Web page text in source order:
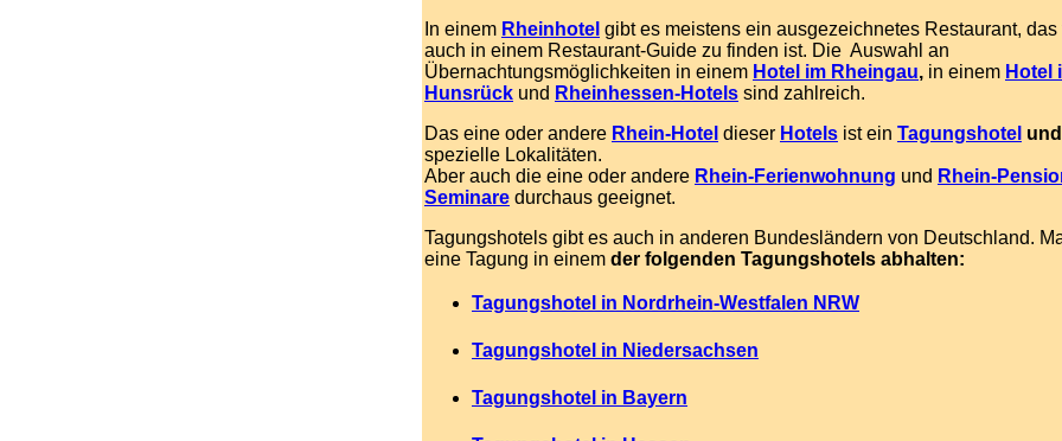
In einem Rheinhotel gibt es meistens ein ausgezeichnetes Restaurant,
auch in einem Restaurant-Guide zu finden ist. Die Auswahl an
Übernachtungsmöglichkeiten in einem Hotel im Rheingau, in einem Hotel
Hunsrück und Rheinhessen-Hotels sind zahlreich.
Das eine oder andere Rhein-Hotel dieser Hotels ist ein Tagungshotel und
spezielle Lokalitäten.
Aber auch die eine oder andere Rhein-Ferienwohnung und Rhein-
Seminare durchaus geeignet.
Tagungshotels gibt es auch in anderen Bundesländern von Deutschland.
eine Tagung in einem der folgenden Tagungshotels abhalten:
Tagungshotel in Nordrhein-Westfalen NRW
Tagungshotel in Niedersachsen
Tagungshotel in Bayern